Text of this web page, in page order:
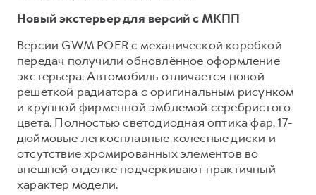
Новый экстерьер для версий с МКПП
Версии GWM POER с механической коробкой
передач получили обновлённое оформление
экстерьера. Автомобиль отличается новой
решеткой радиатора с оригинальным рисунком
и крупной фирменной эмблемой серебристого
цвета. Полностью светодиодная оптика фар, 17-
дюймовые легкосплавные колесные диски и
отсутствие хромированных элементов во
внешней отделке подчеркивают практичный
характер модели.